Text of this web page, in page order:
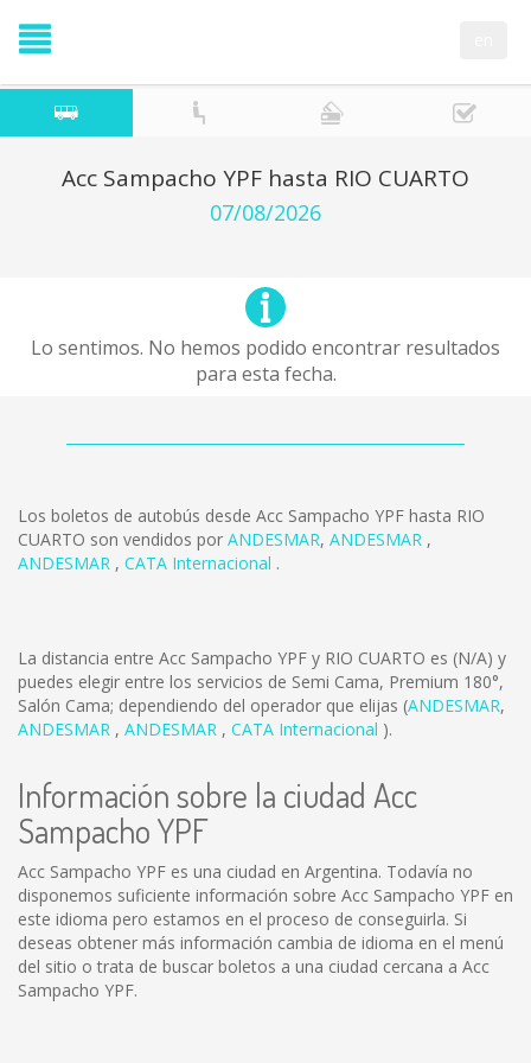
Acc Sampacho YPF hasta RIO CUARTO
07/08/2026
Lo sentimos. No hemos podido encontrar resultados
para esta fecha.
Los boletos de autobús desde Acc Sampacho YPF hasta RIO
CUARTO son vendidos por ANDESMAR, ANDESMAR ,
ANDESMAR , CATA Internacional .
La distancia entre Acc Sampacho YPF y RIO CUARTO es (N/A) y
puedes elegir entre los servicios de Semi Cama, Premium 180°,
Salón Cama; dependiendo del operador que elijas (ANDESMAR,
ANDESMAR , ANDESMAR , CATA Internacional ).
Información sobre la ciudad Acc
Sampacho YPF
Acc Sampacho YPF es una ciudad en Argentina. Todavía no
disponemos suficiente información sobre Acc Sampacho YPF en
este idioma pero estamos en el proceso de conseguirla. Si
deseas obtener más información cambia de idioma en el menú
del sitio o trata de buscar boletos a una ciudad cercana a Acc
Sampacho YPF.